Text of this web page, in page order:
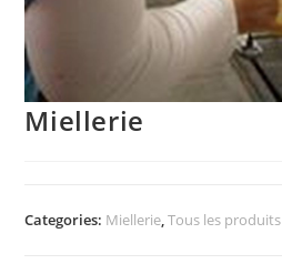
Miellerie
Categories: Miellerie,Tous les produits